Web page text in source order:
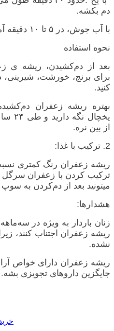
دم بکشه.
با آب جوش، در ۵ تا ۱۰ دقیقه
نحوه استفاده
بعد از دم‌کشیدن، ریشه ی
برای برنج، خورشت، شیرینی،
کنید.
بهتره ریشه زعفران
یخچال نگه دارید و طی ۲۴
از بین نره.
2. ترکیب با غذا:
ریشه زعفران رنگ کمتری نسبت
ترکیب کردن با زعفران سرگل
میتونید بعد از دم‌کردن به
هشدارها:
زنان باردار به ویژه در
ریشه زعفران اجتناب کنند،
نشده.
ریشه زعفران دارای خواص
جایگزین داروهای تجویزی بشه.